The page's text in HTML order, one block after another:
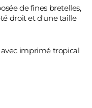
de fines bretelles,
droit et d'une taille
imprimé tropical